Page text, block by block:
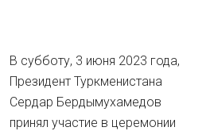
В субботу, 3 июня 2023 года,
Президент Туркменистана
Сердар Бердымухамедов
принял участие в церемонии